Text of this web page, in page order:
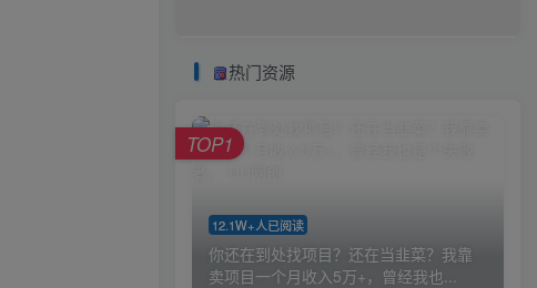
热门资源
12.1W+人已阅读
你还在到处找项目？还在当韭菜？我靠
卖项目一个月收入5万+，曾经我也...
TOP1